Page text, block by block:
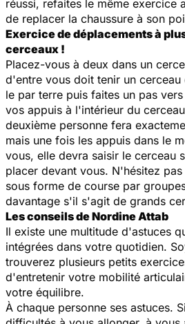
réussi, refaites le même exercice
de replacer la chaussure à son
Exercice de déplacements à
cerceaux !
Placez-vous à deux dans un
d'entre vous doit tenir un cerceau
le par terre puis faites un pas
vos appuis à l'intérieur du
deuxième personne fera
mais une fois les appuis dans le
vous, elle devra saisir le cerceau
placer devant vous. N'hésitez
sous forme de course par
davantage s'il s'agit de grands
Les conseils de Nordine Attab
Il existe une multitude d'astuces
intégrées dans votre quotidien.
trouverez plusieurs petits
d'entretenir votre mobilité
votre équilibre.
À chaque personne ses astuces.